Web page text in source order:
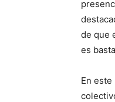
de que
es
En